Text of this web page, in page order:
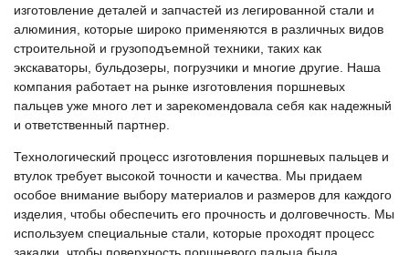
изготовление деталей и запчастей из легированной стали и
алюминия, которые широко применяются в различных видов
строительной и грузоподъемной техники, таких как
экскаваторы, бульдозеры, погрузчики и многие другие. Наша
компания работает на рынке изготовления поршневых
пальцев уже много лет и зарекомендовала себя как надежный
и ответственный партнер.
Технологический процесс изготовления поршневых пальцев и
втулок требует высокой точности и качества. Мы придаем
особое внимание выбору материалов и размеров для каждого
изделия, чтобы обеспечить его прочность и долговечность. Мы
используем специальные стали, которые проходят процесс